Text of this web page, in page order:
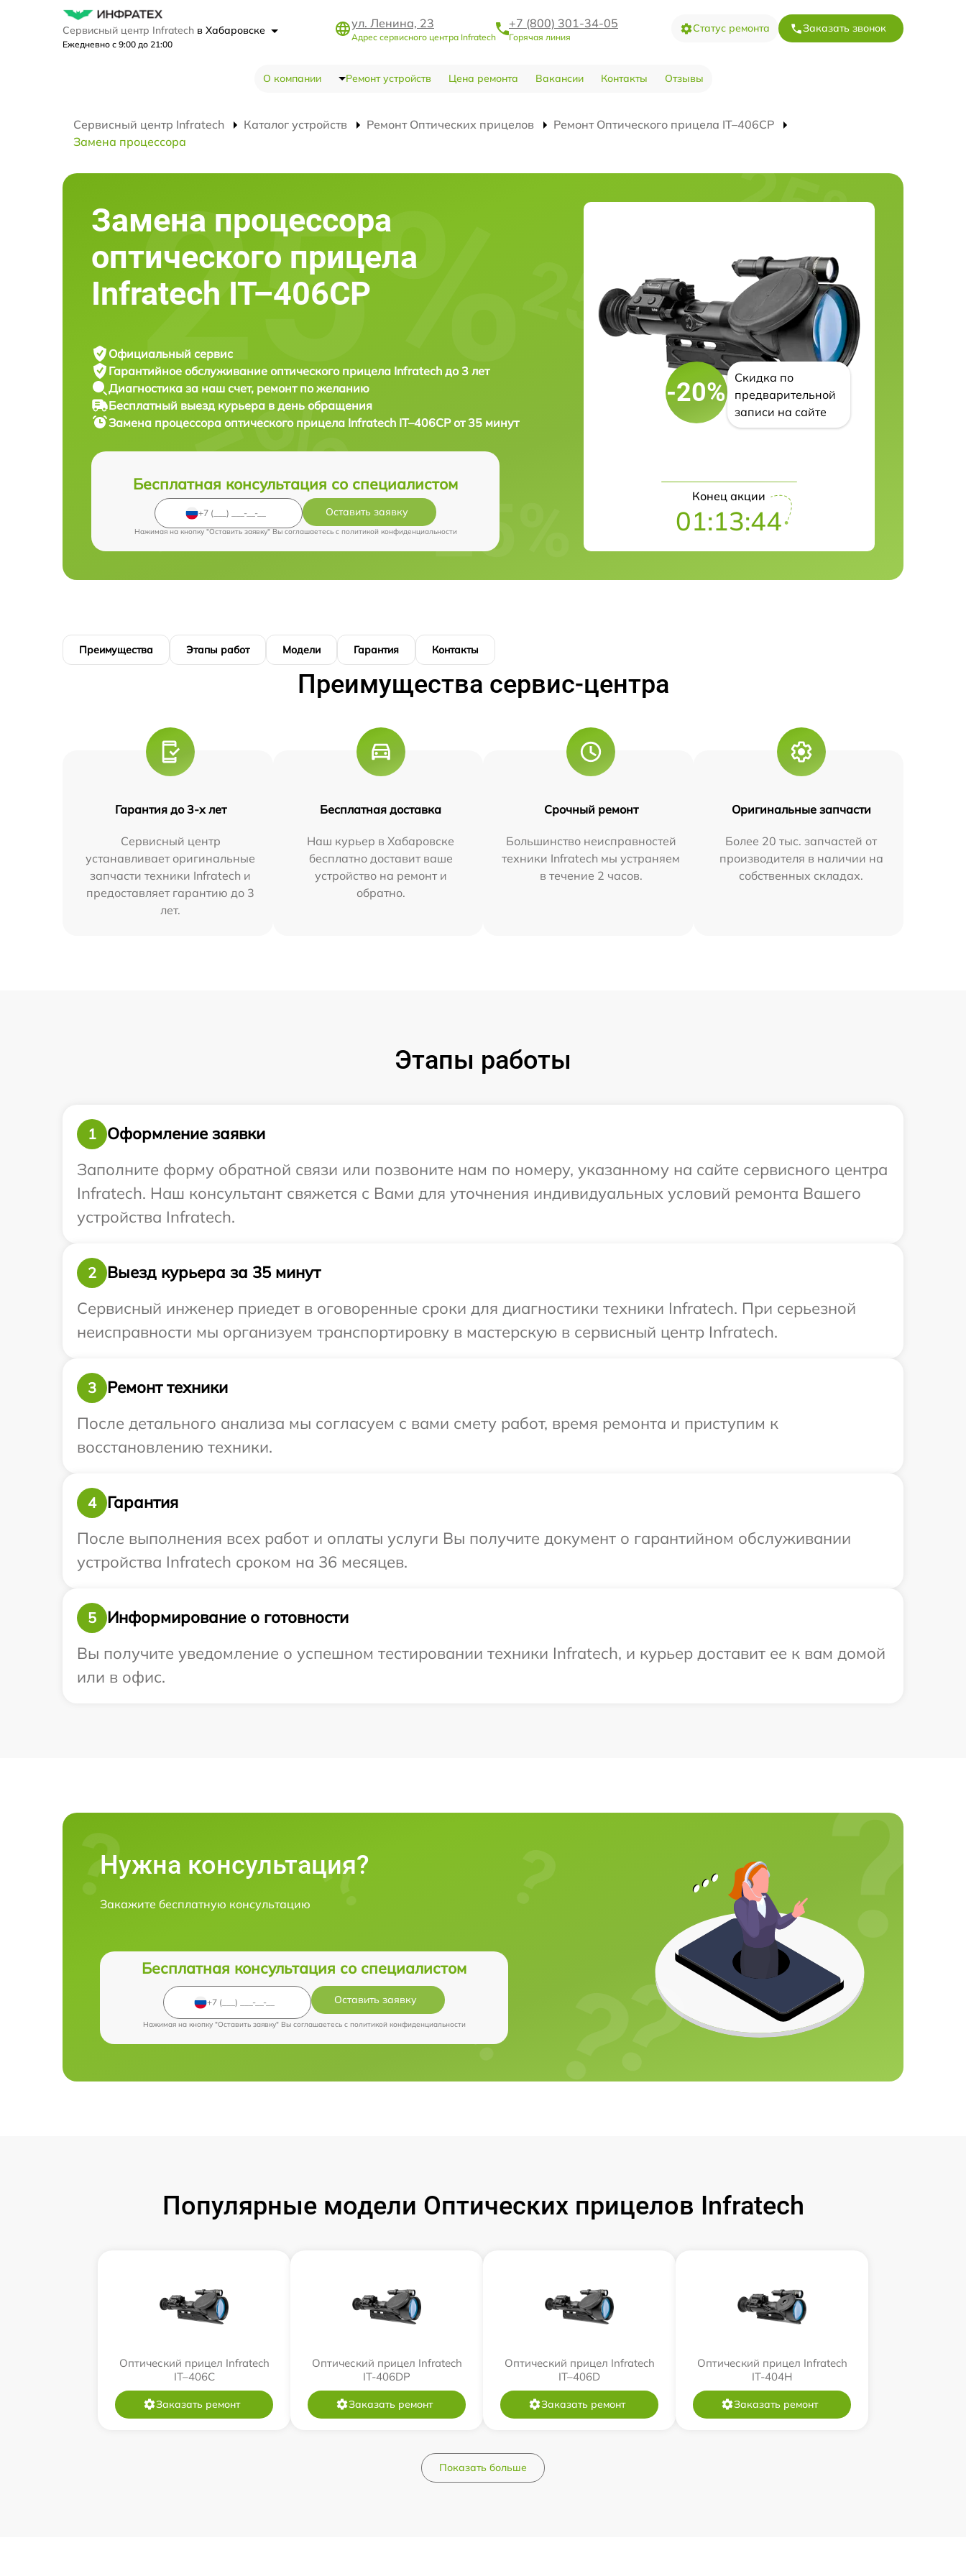
Сервисный центр Infratech в Хабаровске
Ежедневно с 9:00 до 21:00
ул. Ленина, 23
Адрес сервисного центра Infratech
+7 (800) 301-34-05
Горячая линия
Статус ремонта Заказать звонок
О компании Ремонт устройств Цена ремонта Вакансии Контакты Отзывы
Сервисный центр Infratech Каталог устройств Ремонт Оптических прицелов
Ремонт Оптического прицела IT–406СP
Замена процессора
Замена процессора
оптического прицела
Infratech IT–406СP
Официальный сервис
Гарантийное обслуживание оптического прицела Infratech до 3 лет
Диагностика за наш счет, ремонт по желанию
Бесплатный выезд курьера в день обращения
Замена процессора оптического прицела Infratech IT–406СP от 35 минут
Бесплатная консультация со специалистом
Оставить заявку
Нажимая на кнопку "Оставить заявку" Вы соглашаетесь c политикой конфиденциальности
-20%
Скидка по
предварительной
записи на сайте
Конец акции
01:13:43
Преимущества Этапы работ Модели Гарантия Контакты
Преимущества сервис-центра
Гарантия до 3-х лет
Сервисный центр
устанавливает оригинальные
запчасти техники Infratech и
предоставляет гарантию до 3
лет.
Бесплатная доставка
Наш курьер в Хабаровске
бесплатно доставит ваше
устройство на ремонт и
обратно.
Срочный ремонт
Большинство неисправностей
техники Infratech мы устраняем
в течение 2 часов.
Оригинальные запчасти
Более 20 тыс. запчастей от
производителя в наличии на
собственных складах.
Этапы работы
1
Оформление заявки
Заполните форму обратной связи или позвоните нам по номеру, указанному на сайте сервисного центра
Infratech. Наш консультант свяжется с Вами для уточнения индивидуальных условий ремонта Вашего
устройства Infratech.
2
Выезд курьера за 35 минут
Сервисный инженер приедет в оговоренные сроки для диагностики техники Infratech. При серьезной
неисправности мы организуем транспортировку в мастерскую в сервисный центр Infratech.
3
Ремонт техники
После детального анализа мы согласуем с вами смету работ, время ремонта и приступим к
восстановлению техники.
4
Гарантия
После выполнения всех работ и оплаты услуги Вы получите документ о гарантийном обслуживании
устройства Infratech сроком на 36 месяцев.
5
Информирование о готовности
Вы получите уведомление о успешном тестировании техники Infratech, и курьер доставит ее к вам домой
или в офис.
Нужна консультация?
Закажите бесплатную консультацию
Бесплатная консультация со специалистом
Оставить заявку
Нажимая на кнопку "Оставить заявку" Вы соглашаетесь c политикой конфиденциальности
Популярные модели Оптических прицелов Infratech
Оптический прицел Infratech
IT–406С
Заказать ремонт
Оптический прицел Infratech
IT-406DP
Заказать ремонт
Оптический прицел Infratech
IT–406D
Заказать ремонт
Оптический прицел Infratech
IT-404H
Заказать ремонт
Показать больше